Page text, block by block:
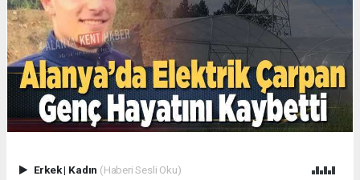
Erkek| Kadın (Haberi Sesli Oku)